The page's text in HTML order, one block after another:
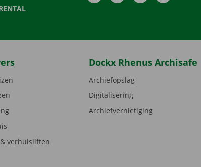
verhuisliften
Dockx Rhenus Archisafe
Archiefopslag
Digitalisering
Archiefvernietiging